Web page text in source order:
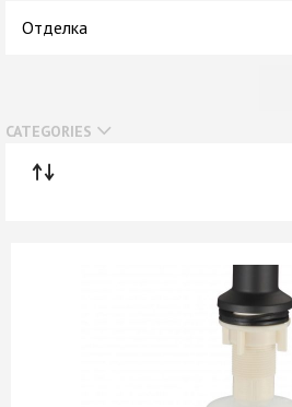
Отделка
CATEGORIES